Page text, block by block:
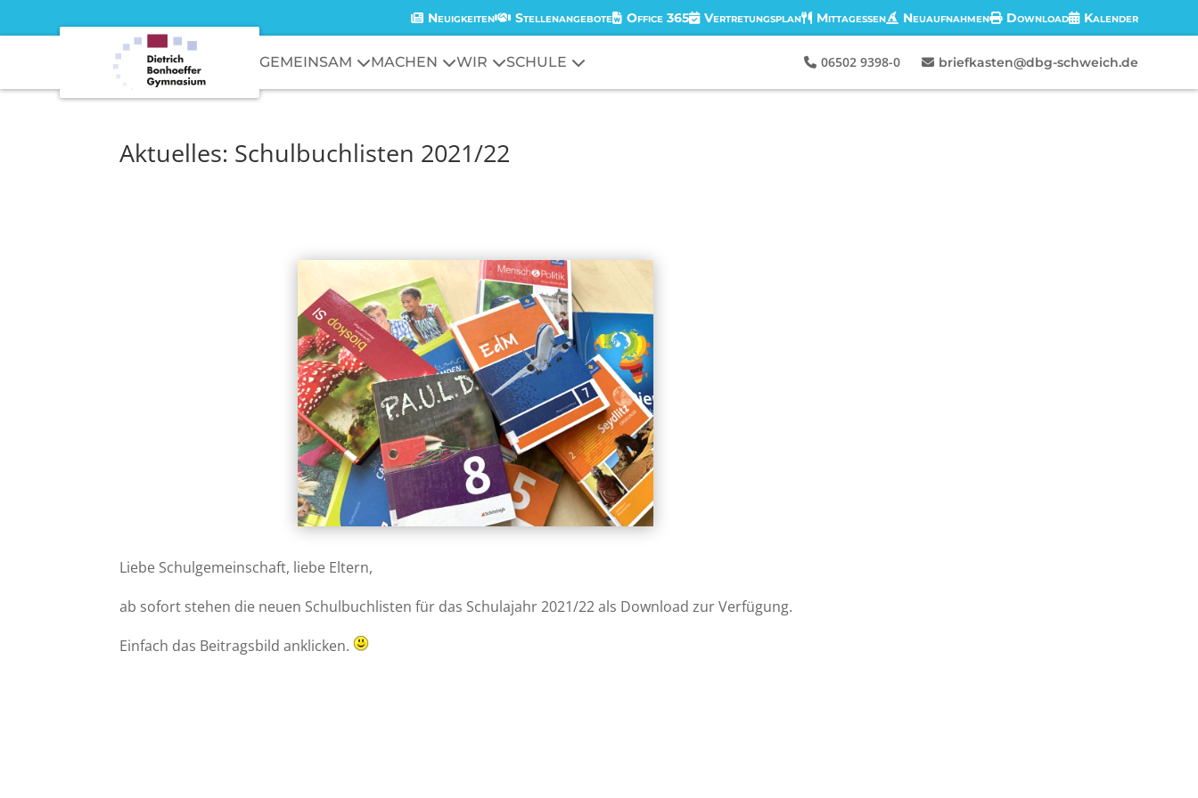
Neuigkeiten Stellenangebote Office 365 Vertretungsplan Mittagessen Neuaufnahmen Download Kalender
GEMEINSAM MACHEN WIR SCHULE 06502 9398-0 briefkasten@dbg-schweich.de
Aktuelles: Schulbuchlisten 2021/22
Liebe Schulgemeinschaft, liebe Eltern,
ab sofort stehen die neuen Schulbuchlisten für das Schulajahr 2021/22 als Download zur Verfügung.
Einfach das Beitragsbild anklicken.